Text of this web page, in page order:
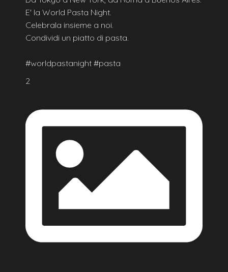
E' la World Pasta Night.
Celebrala insieme a noi.
Condividi un piatto di pasta.
#worldpastanight #pasta
2